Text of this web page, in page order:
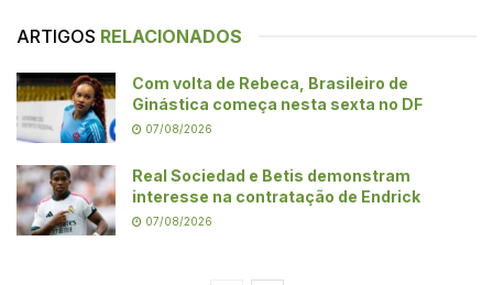
ARTIGOS RELACIONADOS
Com volta de Rebeca, Brasileiro de
Ginástica começa nesta sexta no DF
07/08/2026
Real Sociedad e Betis demonstram
interesse na contratação de Endrick
07/08/2026